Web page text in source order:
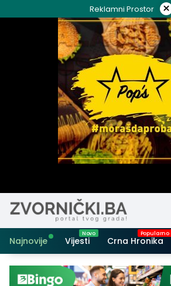
to
Reklamni Prostor ×
Najnovije Vijesti Crna Hronika